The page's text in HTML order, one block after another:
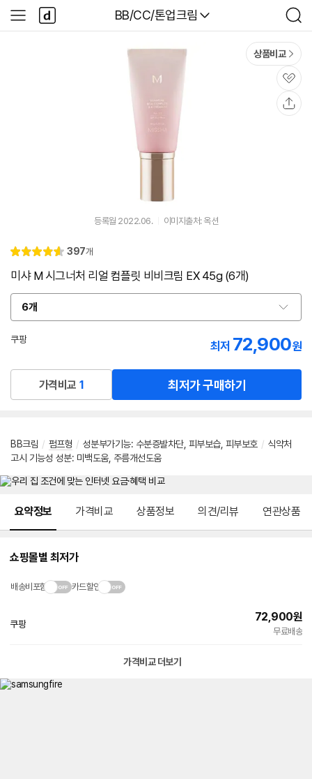
다나와
BB/CC/톤업크림
검
색
사
이
다
나
와
상품비교
관
심
등록월 2022.06. 이미지출처: 옥션
별
4.
리
397개
미샤 M 시그너처 리얼 컴플릿 비비크림 EX 45g (6개)
6개
옵
션
선
쿠팡
최저 72,900원
가격비교 1 최저가 구매하기
BB크림 / 펌프형 / 성분부가기능: 수분증발차단, 피부보습, 피부보호 / 식약처
고시 기능성 성분: 미백도움, 주름개선도움
요약정보 가격비교 상품정보 의견/리뷰 연관상품
쇼핑몰별 최저가
배송비포함 카드할인
쿠팡
72,900원
무료배송
가격비교 더보기